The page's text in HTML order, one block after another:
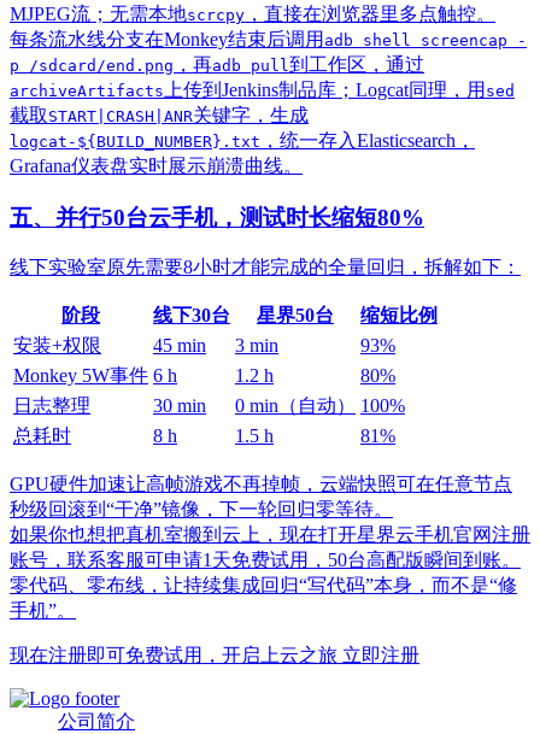
MJPEG流；无需本地scrcpy ，直接在浏览器里多点触控。
每条流水线分支在Monkey结束后调用 adb shell screencap -
p /sdcard/end.png ，再adb pull到工作区，通过
archiveArtifacts 上传到Jenkins制品库；Logcat同理，用 sed
截取 START|CRASH|ANR关键字，生成
logcat-${BUILD_NUMBER}.txt ，统一存入Elasticsearch，
Grafana仪表盘实时展示崩溃曲线。
五、并行50台云手机，测试时长缩短80%
线下实验室原先需要8小时才能完成的全量回归，拆解如下：
阶段 线下30台 星界50台
缩短比例
安装+权限
45 min 3 min
93%
Monkey 5W事件 6 h 1.2 h
80%
日志整理
30 min 0 min（自动）
100%
总耗时
8 h 1.5 h 81%
GPU硬件加速让高帧游戏不再掉帧，云端快照可在任意节点
秒级回滚到“干净”镜像，下一轮回归零等待。
如果你也想把真机室搬到云上，现在打开星界云手机官网注册
账号，联系客服可申请1天免费试用，50台高配版瞬间到账。
零代码、零布线，让持续集成回归“写代码”本身，而不是“修
手机”。
现在注册即可免费试用，开启上云之旅 立即注册
公司简介